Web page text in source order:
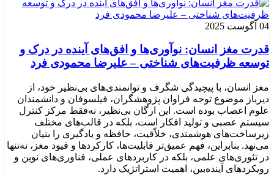
04 آگوست 2025
قدرت مغز انسان: نوآوری‌ها و افق‌های آینده در درک و
توسعه ظرفیت‌های شناختی – علیرضا محمودی فرد
مغز انسان، با پیچیدگی شگرف و توانمندی‌های بی‌نظیر خود، از
دیرباز موضوع توجه فراوان پژوهشگران، فیلسوفان و دانشمندان
علوم اعصاب بوده است. این ارگان بی‌نظیر، نه‌فقط مرکز کنترل
سیستم عصبی و تولید افکار است، بلکه در قالب‌های مختلف
زیرساخت‌های هوشمندی، خلاّقیت، حافظه و یادگیری را بنیان
می‌نهد. بنابراین، فهم عمیق‌تر قابلیت‌ها، کارکردها و قیود مغز، نه‌تنها
در تئوری‌های علمی، بلکه در کاربردهای عملی، فناوری‌های نوین و
رویکردهای آینده‌بین، اهمیت استراتژیک دارد.